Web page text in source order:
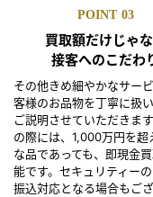
POINT 03
買取額だけじゃ
接客へのこだわ
その他きめ細やかなサー
客様のお品物を丁寧に扱い
ご説明させていただきま
の際には、1,000万円を超
な品であっても、即現金
能です。セキュリティー
振込対応となる場合もご